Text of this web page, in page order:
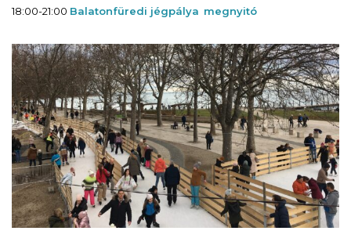
18:00-21:00 Balatonfüredi jégpálya megnyitó